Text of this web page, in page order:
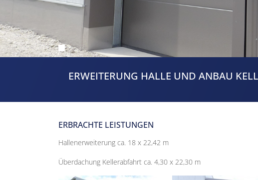
ERWEITERUNG HALLE UND ANBAU
ERBRACHTE LEISTUNGEN
Hallenerweiterung ca. 18 x 22,42 m
Überdachung Kellerabfahrt ca. 4,30 x 22,30 m